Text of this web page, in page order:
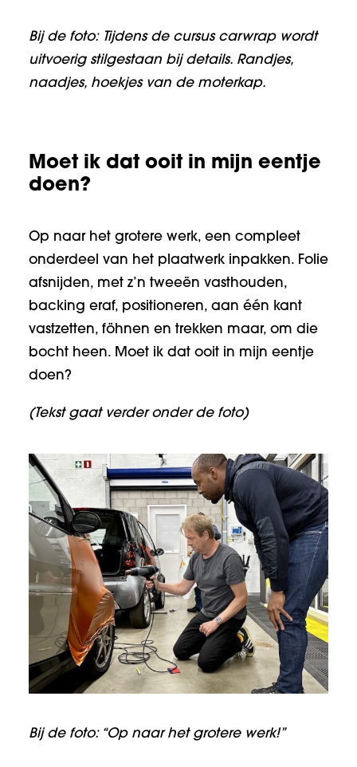
Bij de foto: Tijdens de cursus carwrap wordt
uitvoerig stilgestaan bij details. Randjes,
naadjes, hoekjes van de moterkap.
Moet ik dat ooit in mijn eentje
doen?
Op naar het grotere werk, een compleet
onderdeel van het plaatwerk inpakken. Folie
afsnijden, met z’n tweeën vasthouden,
backing eraf, positioneren, aan één kant
vastzetten, föhnen en trekken maar, om die
bocht heen. Moet ik dat ooit in mijn eentje
doen?
(Tekst gaat verder onder de foto)
Bij de foto: “Op naar het grotere werk!”